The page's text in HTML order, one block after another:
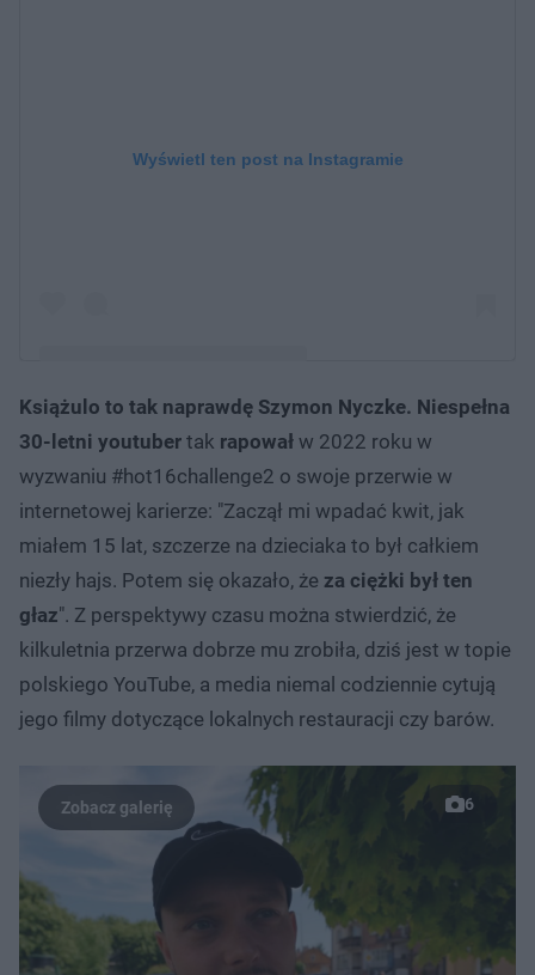
Wyświetl ten post na Instagramie
Post udostępniony przez Książulo (@ksiazulo)
Książulo to tak naprawdę Szymon Nyczke. Niespełna
30-letni youtuber tak rapował w 2022 roku w
wyzwaniu #hot16challenge2 o swoje przerwie w
internetowej karierze: "Zaczął mi wpadać kwit, jak
miałem 15 lat, szczerze na dzieciaka to był całkiem
niezły hajs. Potem się okazało, że za ciężki był ten
głaz". Z perspektywy czasu można stwierdzić, że
kilkuletnia przerwa dobrze mu zrobiła, dziś jest w topie
polskiego YouTube, a media niemal codziennie cytują
jego filmy dotyczące lokalnych restauracji czy barów.
6